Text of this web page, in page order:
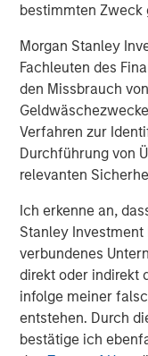
bestimmten Zweck
Morgan Stanley
Fachleuten des
den Missbrauch
Verfahren zur
Durchführung von
relevanten
Ich erkenne an,
Stanley Investment
verbundenes
direkt oder indirekt
infolge meiner
entstehen. Durch
bestätige ich
within technology,
and other high
Morgan Stanley
pursued growth
completed
leveraging the
Stanley. For further
Expansion Capital,
About Morgan
Morgan Stanley
its investment
investment